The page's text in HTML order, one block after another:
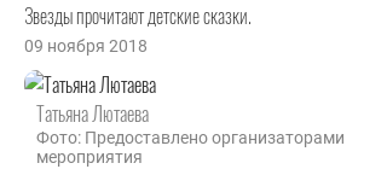
Звезды прочитают детские сказки.
09 ноября 2018
Татьяна Лютаева
Фото: Предоставлено организаторами
мероприятия